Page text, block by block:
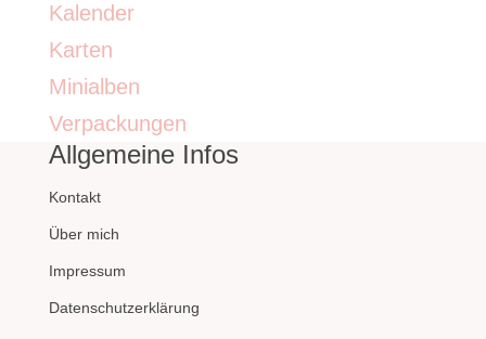
Kalender
Karten
Minialben
Verpackungen
Allgemeine Infos
Kontakt
Über mich
Impressum
Datenschutzerklärung